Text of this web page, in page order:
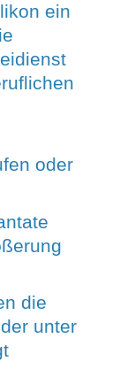
ein
oder
die
unter